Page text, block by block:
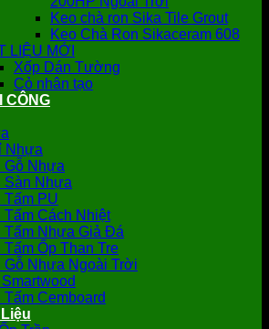
Keo chà ron Sika Tile Grout
Keo Chà Ron Sikaceram 608
LIỆU MỚI
Xốp Dán Tường
Cỏ nhân tạo
CÔNG
Nhựa
Gỗ Nhựa
Sàn Nhựa
Tấm PU
Tấm Cách Nhiệt
Tấm Nhựa Giả Đá
Tấm Ốp Than Tre
Gỗ Nhựa Ngoài Trời
Tấm Cemboard